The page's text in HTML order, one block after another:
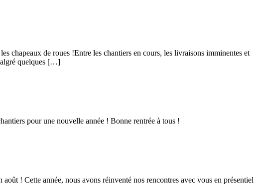
chapeaux de roues !Entre les chantiers en cours, les livraisons imminentes et
quelques […]
pour une nouvelle année ! Bonne rentrée à tous !
! Cette année, nous avons réinventé nos rencontres avec vous en présentiel